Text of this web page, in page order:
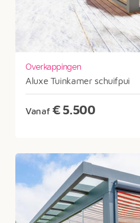
Overkappingen
Aluxe Tuinkamer schuifpui
Vanaf € 5.500